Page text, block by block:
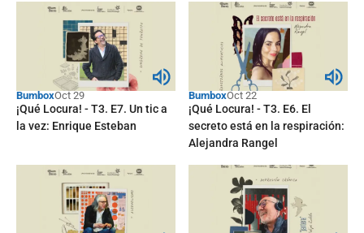
BumboxOct 29
¡Qué Locura! - T3. E7. Un tic a
la vez: Enrique Esteban
BumboxOct 22
¡Qué Locura! - T3. E6. El
secreto está en la respiración:
Alejandra Rangel